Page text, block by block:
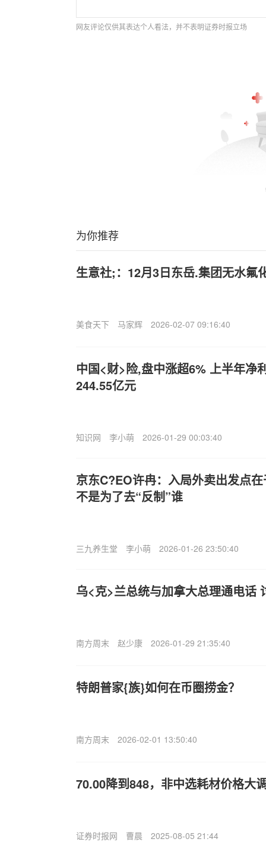
网友评论仅供其表达个人看法，并不表明证券时报立场
为你推荐
生意社;：12月3日东岳.集团无水氟
美食天下 马家辉 2026-02-07 09:16:40
中国<财>险,盘中涨超6% 上半年净
244.55亿元
知识网 李小萌 2026-01-29 00:03:40
京东C?EO许冉：入局外卖出发点
不是为了去“反制”谁
三九养生堂 李小萌 2026-01-26 23:50:40
乌<克>兰总统与加拿大总理通电话
南方周末 赵少康 2026-01-29 21:35:40
特朗普家{族}如何在币圈捞金？
南方周末 2026-02-01 13:50:40
70.00降到848，非中选耗材价格大
证券时报网 曹晨 2025-08-05 21:44